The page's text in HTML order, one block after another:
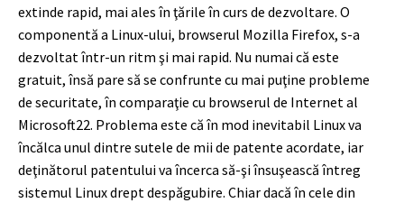
extinde rapid, mai ales în ţările în curs de dezvoltare. O
componentă a Linux-ului, browserul Mozilla Firefox, s-a
dezvoltat într-un ritm şi mai rapid. Nu numai că este
gratuit, însă pare să se confrunte cu mai puţine probleme
de securitate, în comparaţie cu browserul de Internet al
Microsoft22. Problema este că în mod inevitabil Linux va
încălca unul dintre sutele de mii de patente acordate, iar
deţinătorul patentului va încerca să-şi însuşească întreg
sistemul Linux drept despăgubire. Chiar dacă în cele din